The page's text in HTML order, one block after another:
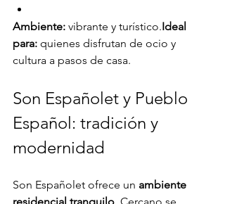
Ambiente: vibrante y turístico.Ideal
para: quienes disfrutan de ocio y
cultura a pasos de casa.
Son Españolet y Pueblo
Español: tradición y
modernidad
Son Españolet ofrece un ambiente